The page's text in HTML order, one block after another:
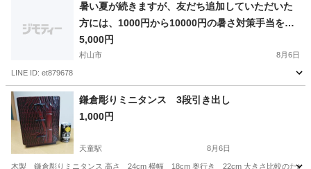
暑い夏が続きますが、友だち追加していただいた
方には、1000円から10000円の暑さ対策手当をお
支払いいたします。
5,000円
村山市 8月6日
LINE ID: et879678
山形 村山市 家具
鎌倉彫りミニタンス 3段引き出し
1,000円
天童駅 8月6日
木製 鎌倉彫りミニタンス 高さ 24cm 横幅 18cm 奥行き 22cm 大きさ比較のためコ